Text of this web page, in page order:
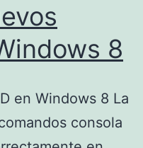
8
en Windows 8 La
consola